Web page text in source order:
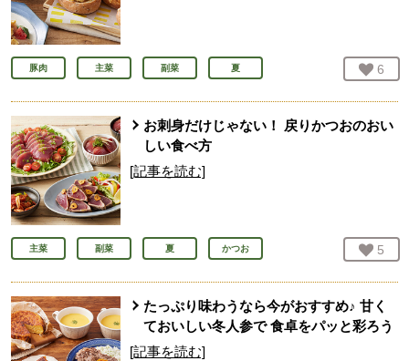
豚肉 主菜 副菜 夏 お気
6
お刺身だけじゃない！ 戻りかつおのおい
しい食べ方
[記事を読む]
主菜 副菜 夏 かつお お気
5
たっぷり味わうなら今がおすすめ♪ 甘く
ておいしい冬人参で 食卓をパッと彩ろう
[記事を読む]